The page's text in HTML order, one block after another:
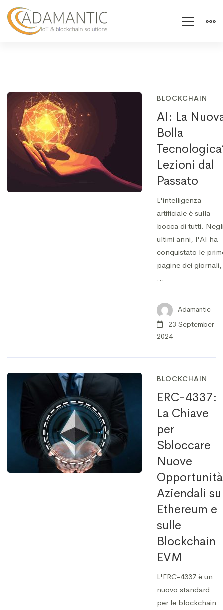
BLOCKCHAIN
AI: La
Bolla
Lezioni dal
Passato
L'intelligenza
artificiale è sulla
bocca di tutti. Negli
ultimi anni, l'AI ha
conquistato le
pagine dei giornali,
…
Adamantic
23 September
2024
BLOCKCHAIN
ERC-4337:
La Chiave
per
Sbloccare
Nuove
Opportunità
Aziendali su
Ethereum e
sulle
Blockchain
EVM
L'ERC-4337 è un
nuovo standard
per le blockchain